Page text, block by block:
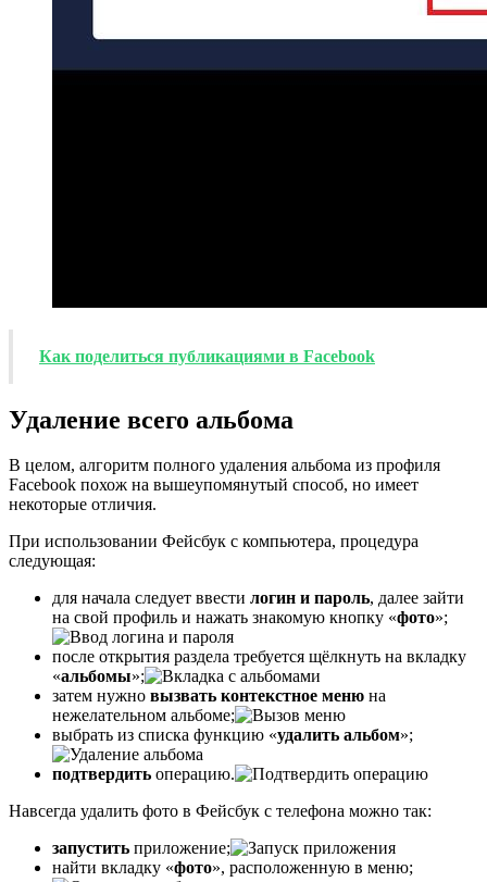
Как поделиться публикациями в Facebook
Удаление всего альбома
В целом, алгоритм полного удаления альбома из профиля
Facebook похож на вышеупомянутый способ, но имеет
некоторые отличия.
При использовании Фейсбук с компьютера, процедура
следующая:
для начала следует ввести логин и пароль, далее зайти
на свой профиль и нажать знакомую кнопку «фото»;
после открытия раздела требуется щёлкнуть на вкладку
«альбомы»;
затем нужно вызвать контекстное меню на
нежелательном альбоме;
выбрать из списка функцию «удалить альбом»;
подтвердить операцию.
Навсегда удалить фото в Фейсбук с телефона можно так:
запустить приложение;
найти вкладку «фото», расположенную в меню;